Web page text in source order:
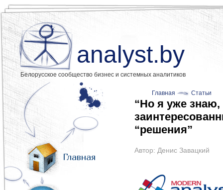
analyst.by
Белорусское сообщество бизнес и системных аналитиков
Главная
Главная Статьи
“Но я уже
“решения”
Автор: Денис Завацкий